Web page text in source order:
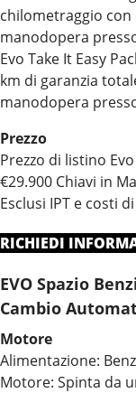
chilometraggio
manodopera
Evo Take It Easy
km di garanzia
manodopera
Prezzo
Prezzo di listino
€29.900 Chiavi in
Esclusi IPT e costi
RICHIEDI
EVO Spazio
Cambio
Motore
Alimentazione:
Motore: Spinta da